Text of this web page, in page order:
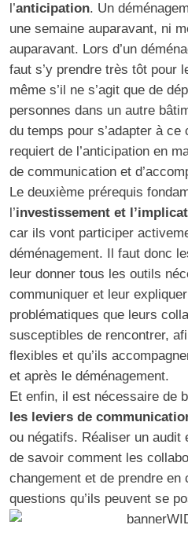
l’anticipation. Un
une semaine auparavant, ni
auparavant. Lors d’un
faut s’y prendre très tôt pour
même s’il ne s’agit que de
personnes dans un autre
du temps pour s’adapter à ce
requiert de l’anticipation en
de communication et
Le deuxième prérequis
l’investissement et
car ils vont participer
déménagement. Il faut donc
leur donner tous les outils
communiquer et leur
problématiques que leurs
susceptibles de rencontrer,
flexibles et qu’ils
et après le déménagement.
Et enfin, il est nécessaire de
les leviers de
ou négatifs. Réaliser un audit
de savoir comment les
changement et de prendre en
questions qu’ils peuvent se